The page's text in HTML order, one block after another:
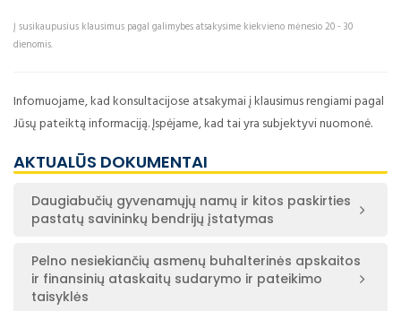
Į susikaupusius klausimus pagal galimybes atsakysime kiekvieno mėnesio 20 - 30
dienomis.
Infomuojame, kad konsultacijose atsakymai į klausimus rengiami pagal
Jūsų pateiktą informaciją. Įspėjame, kad tai yra subjektyvi nuomonė.
AKTUALŪS DOKUMENTAI
Daugiabučių gyvenamųjų namų ir kitos paskirties
pastatų savininkų bendrijų įstatymas
Pelno nesiekiančių asmenų buhalterinės apskaitos
ir finansinių ataskaitų sudarymo ir pateikimo
taisyklės